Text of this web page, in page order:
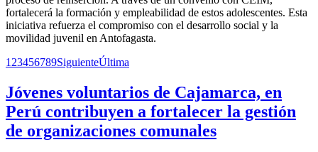
fortalecerá la formación y empleabilidad de estos adolescentes. Esta
iniciativa refuerza el compromiso con el desarrollo social y la
movilidad juvenil en Antofagasta.
1 23456789SiguienteÚltima
Jóvenes voluntarios de Cajamarca, en
Perú contribuyen a fortalecer la gestión
de organizaciones comunales